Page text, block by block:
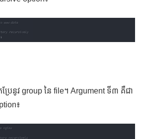
ប្រែនូវ group នៃ file។ Argument ទី៣ គឺជា
៖